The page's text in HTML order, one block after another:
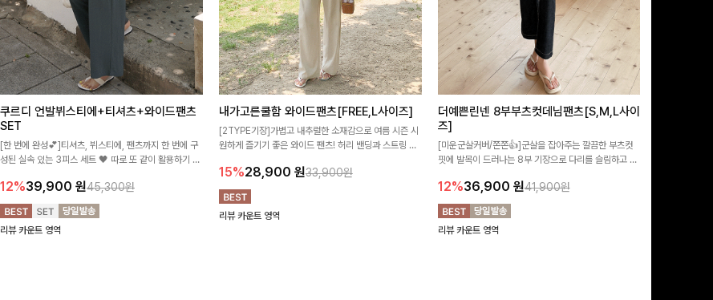
쿠르디 언발뷔스티에+티셔츠+와이드팬츠
SET
[한 번에 완성💕]티셔츠, 뷔스티에, 팬츠까지 한 번에 구
성된 실속 있는 3피스 세트 🖤 따로 또 같이 활용하기 좋
12%39,900 원45,300원
리뷰 카운트 영역
내가고른쿨함 와이드팬츠[FREE,L사이즈]
[2TYPE기장]가볍고 내추럴한 소재감으로 여름 시즌 시
원하게 즐기기 좋은 와이드 팬츠! 허리 밴딩과 스트링 디
이드핏이 군살을 자연스럽게 커버해준답니다:)
15%28,900 원33,900원
리뷰 카운트 영역
더예쁜린넨 8부부츠컷데님팬츠[S,M,L사이
즈]
[미운군살커버/쫀쫀👍]군살을 잡아주는 깔끔한 부츠컷
핏에 발목이 드러나는 8부 기장으로 다리를 슬림하고 길
요~!
12%36,900 원41,900원
리뷰 카운트 영역